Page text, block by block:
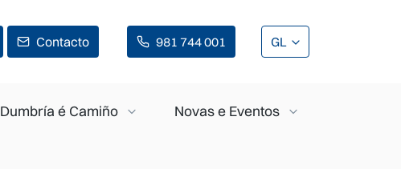
Contacto 981 744 001 GL
Dumbría é Camiño Novas e Eventos